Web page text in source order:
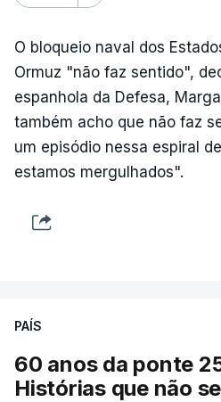
O bloqueio naval dos
Ormuz "não faz sentido",
espanhola da Defesa,
também acho que não faz
um episódio nessa espiral
estamos mergulhados".
PAÍS
60 anos da ponte
Histórias que não